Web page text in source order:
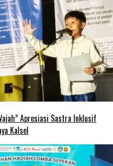
Apresiasi Sastra Inklusif
Kalsel